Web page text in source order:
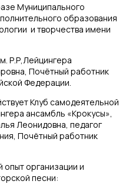
Муниципального
образования
и творчества имени
Р.Р,Лейцингера
Почётный работник
Федерации.
Клуб самодеятельной
ансамбль «Крокусы»,
Леонидовна, педагог
Почётный работник
организации и
песни: